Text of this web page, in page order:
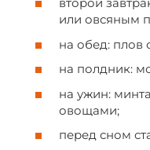
или овсяным
на обед: плов
на полдник:
на ужин:
овощами;
перед сном